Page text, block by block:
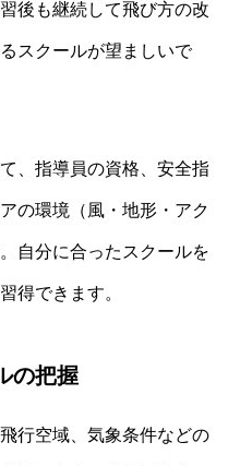
後も継続して飛び方の改
スクールが望ましいで
、指導員の資格、安全指
の環境（風・地形・アク
自分に合ったスクールを
得できます。
の把握
行空域、気象条件などの